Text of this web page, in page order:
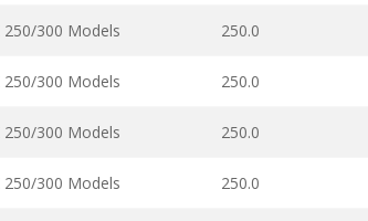
250/300 Models 250.0
250/300 Models 250.0
250/300 Models 250.0
250/300 Models 250.0